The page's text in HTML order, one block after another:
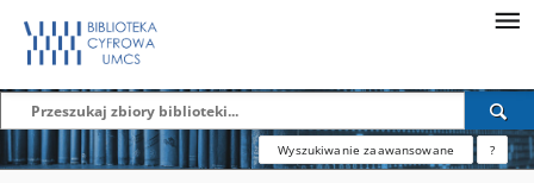
Wyszukiwanie zaawansowane ?